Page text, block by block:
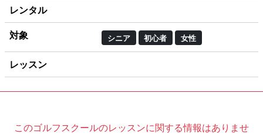
レンタル
対象 シニア 初心者 女性
レッスン
このゴルフスクールのレッスンに関する情報はありませ